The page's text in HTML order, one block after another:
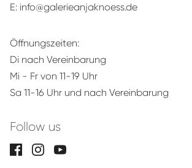
E: info@galerieanjaknoess.de
Öffnungszeiten:
Di nach Vereinbarung
Mi - Fr von 11-19 Uhr
Sa 11-16 Uhr und nach Vereinbarung
Follow us